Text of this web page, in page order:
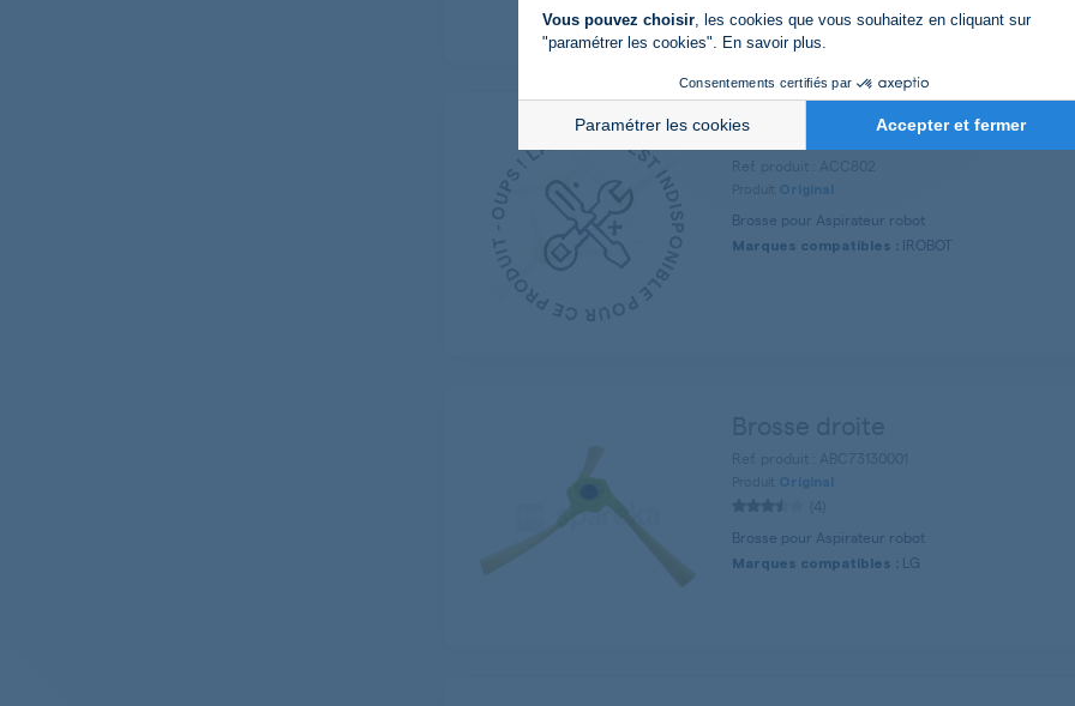
Vous pouvez choisir, les cookies que vous souhaitez en cliquant sur
"paramétrer les cookies". En savoir plus.
Consentements certifiés par
Paramétrer les cookies Accepter et fermer
Kit de brosses
Original
Brosse pour Aspirateur robot
Marques compatibles : IROBOT
Original
Brosse pour Aspirateur robot
Marques compatibles : LG